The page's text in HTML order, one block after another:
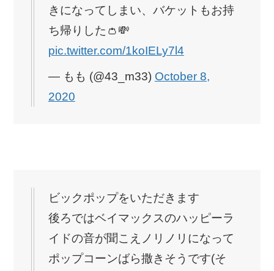
きになってしまい、バケットもお持
ち帰りした👛💸
pic.twitter.com/1koIELy7l4
— もも (@43_m33) October 8,
2020
ビックポップをいただきます
後ろではベイマックスのハッピーラ
イドの音が聞こえノリノリになって
ポップコーンばら撒きそうです(そ